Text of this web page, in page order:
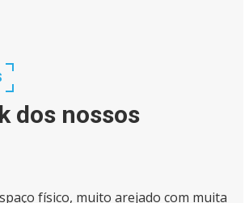
dos nossos
físico, muito arejado com muita